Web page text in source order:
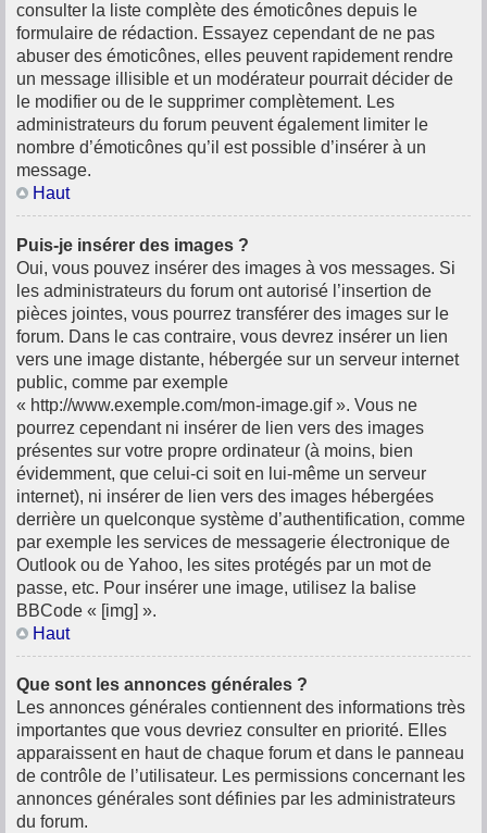
consulter la liste complète des émoticônes depuis le
formulaire de rédaction. Essayez cependant de ne pas
abuser des émoticônes, elles peuvent rapidement rendre
un message illisible et un modérateur pourrait décider de
le modifier ou de le supprimer complètement. Les
administrateurs du forum peuvent également limiter le
nombre d’émoticônes qu’il est possible d’insérer à un
message.
Haut
Puis-je insérer des images ?
Oui, vous pouvez insérer des images à vos messages. Si
les administrateurs du forum ont autorisé l’insertion de
pièces jointes, vous pourrez transférer des images sur le
forum. Dans le cas contraire, vous devrez insérer un lien
vers une image distante, hébergée sur un serveur internet
public, comme par exemple
« http://www.exemple.com/mon-image.gif ». Vous ne
pourrez cependant ni insérer de lien vers des images
présentes sur votre propre ordinateur (à moins, bien
évidemment, que celui-ci soit en lui-même un serveur
internet), ni insérer de lien vers des images hébergées
derrière un quelconque système d’authentification, comme
par exemple les services de messagerie électronique de
Outlook ou de Yahoo, les sites protégés par un mot de
passe, etc. Pour insérer une image, utilisez la balise
BBCode « [img] ».
Haut
Que sont les annonces générales ?
Les annonces générales contiennent des informations très
importantes que vous devriez consulter en priorité. Elles
apparaissent en haut de chaque forum et dans le panneau
de contrôle de l’utilisateur. Les permissions concernant les
annonces générales sont définies par les administrateurs
du forum.